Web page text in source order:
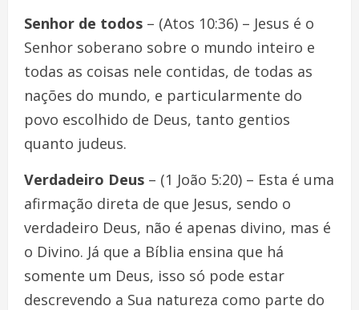
Senhor de todos – (Atos 10:36) – Jesus é o
Senhor soberano sobre o mundo inteiro e
todas as coisas nele contidas, de todas as
nações do mundo, e particularmente do
povo escolhido de Deus, tanto gentios
quanto judeus.
Verdadeiro Deus – (1 João 5:20) – Esta é uma
afirmação direta de que Jesus, sendo o
verdadeiro Deus, não é apenas divino, mas é
o Divino. Já que a Bíblia ensina que há
somente um Deus, isso só pode estar
descrevendo a Sua natureza como parte do